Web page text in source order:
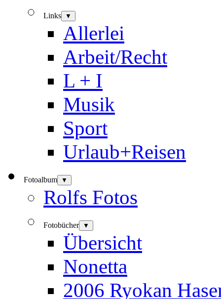
Links ▼
Allerlei
Arbeit/Recht
L + I
Musik
Sport
Urlaub+Reisen
Fotoalbum ▼
Rolfs Fotos
Fotobücher ▼
Übersicht
Nonetta
2006 Ryokan